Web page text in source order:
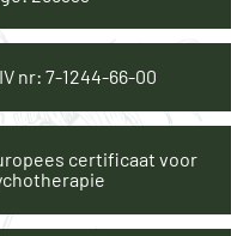
nr: 7-1244-66-00
certificaat voor